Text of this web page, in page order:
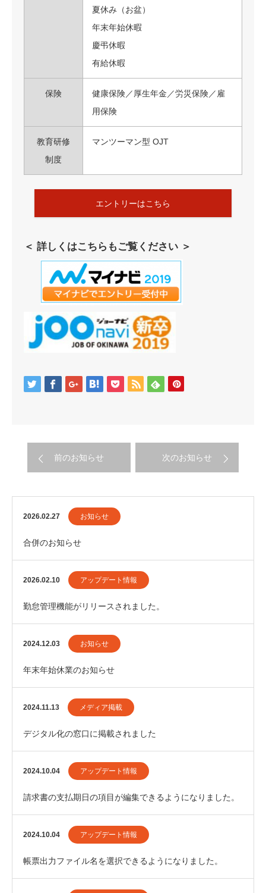
夏休み（お盆）
年末年始休暇
慶弔休暇
有給休暇
保険
健康保険／厚生年金／労災保険／雇
用保険
教育研修
制度
マンツーマン型 OJT
エントリーはこちら
＜ 詳しくはこちらもご覧ください ＞
前のお知らせ 次のお知らせ
2026.02.27 お知らせ
合併のお知らせ
2026.02.10 アップデート情報
勤怠管理機能がリリースされました。
2024.12.03 お知らせ
年末年始休業のお知らせ
2024.11.13 メディア掲載
デジタル化の窓口に掲載されました
2024.10.04 アップデート情報
請求書の支払期日の項目が編集できるようになりました。
2024.10.04 アップデート情報
帳票出力ファイル名を選択できるようになりました。